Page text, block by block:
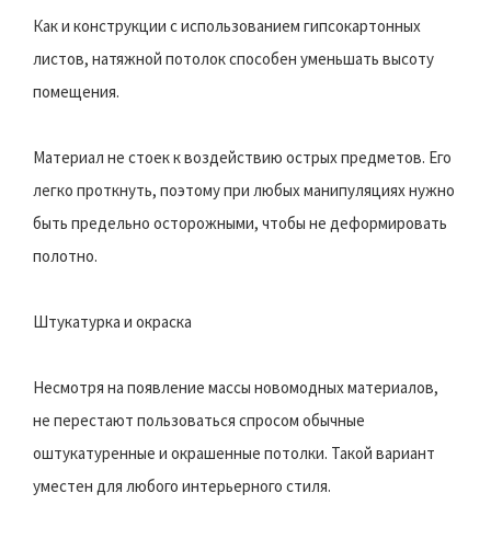
Как и конструкции с использованием гипсокартонных
листов, натяжной потолок способен уменьшать высоту
помещения.
Материал не стоек к воздействию острых предметов. Его
легко проткнуть, поэтому при любых манипуляциях нужно
быть предельно осторожными, чтобы не деформировать
полотно.
Штукатурка и окраска
Несмотря на появление массы новомодных материалов,
не перестают пользоваться спросом обычные
оштукатуренные и окрашенные потолки. Такой вариант
уместен для любого интерьерного стиля.